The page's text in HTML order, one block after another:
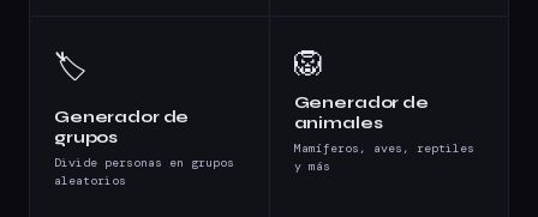
🏷️
Generador de
grupos
Divide personas en grupos
aleatorios
🦁
Generador de
animales
Mamíferos, aves, reptiles
y más